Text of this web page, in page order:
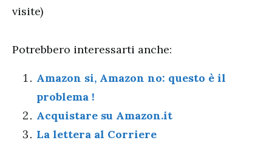
visite)
Potrebbero interessarti anche:
Amazon si, Amazon no: questo è il
problema !
Acquistare su Amazon.it
La lettera al Corriere